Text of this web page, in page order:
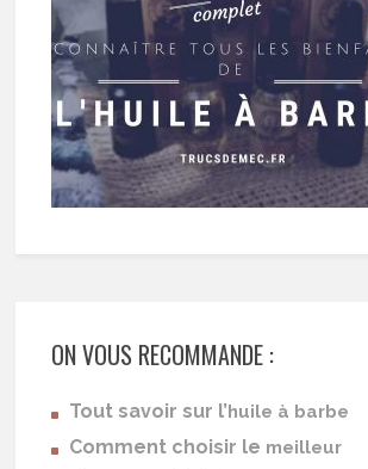
ON VOUS RECOMMANDE :
Tout savoir sur l’huile à barbe
Comment choisir le meilleur